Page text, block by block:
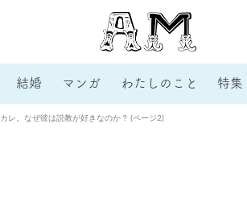
結婚 マンガ わたしのこと 特集
レ。なぜ彼は説教が好きなのか？ (ページ2)